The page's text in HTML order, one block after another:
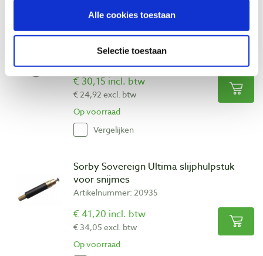
Alle cookies toestaan
Selectie toestaan
Vergelijken
Sorby Sovereign Ultima snijmes
€ 30,15 incl. btw
€ 24,92 excl. btw
Op voorraad
Vergelijken
Sorby Sovereign Ultima slijphulpstuk
voor snijmes
Artikelnummer: 20935
€ 41,20 incl. btw
€ 34,05 excl. btw
Op voorraad